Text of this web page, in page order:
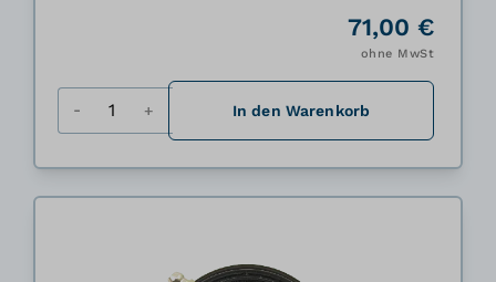
71,00 €
ohne MwSt
In den Warenkorb